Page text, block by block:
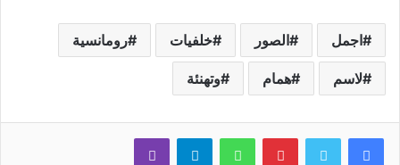
اجمل الصور خلفيات رومانسية
لاسم همام وتهنئة
فيسبوك تويتر بينتيريستواتساب تيلقرام ڤايبر